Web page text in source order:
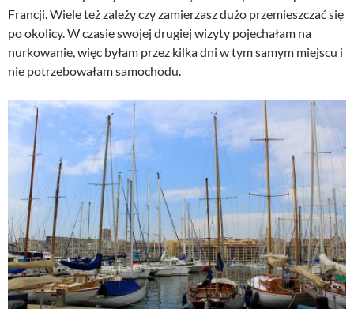
Francji. Wiele też zależy czy zamierzasz dużo przemieszczać się
po okolicy. W czasie swojej drugiej wizyty pojechałam na
nurkowanie, więc byłam przez kilka dni w tym samym miejscu i
nie potrzebowałam samochodu.